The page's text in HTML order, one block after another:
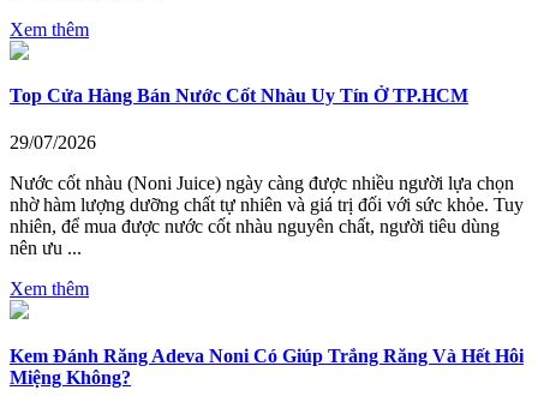
Xem thêm
Top Cửa Hàng Bán Nước Cốt Nhàu Uy Tín Ở TP.HCM
29/07/2026
Nước cốt nhàu (Noni Juice) ngày càng được nhiều người lựa chọn
nhờ hàm lượng dưỡng chất tự nhiên và giá trị đối với sức khỏe. Tuy
nhiên, để mua được nước cốt nhàu nguyên chất, người tiêu dùng
nên ưu ...
Xem thêm
Kem Đánh Răng Adeva Noni Có Giúp Trắng Răng Và Hết Hôi
Miệng Không?